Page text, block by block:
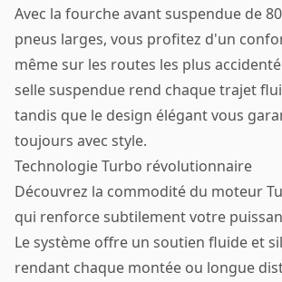
Avec la fourche avant suspendue de
pneus larges, vous profitez d'un
même sur les routes les plus
selle suspendue rend chaque trajet
tandis que le design élégant vous
toujours avec style.
Technologie Turbo révolutionnaire
Découvrez la commodité du moteur
qui renforce subtilement votre
Le système offre un soutien fluide et
rendant chaque montée ou longue